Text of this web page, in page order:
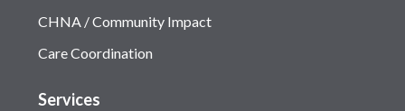
CHNA / Community Impact
Care Coordination
Services